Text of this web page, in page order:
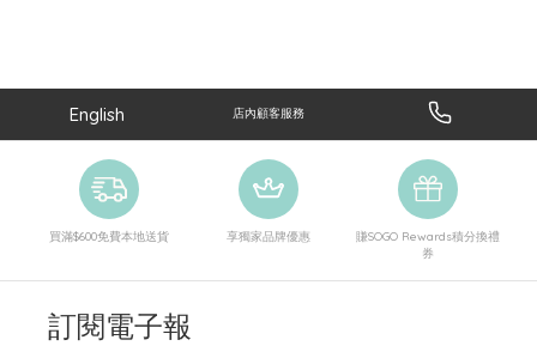
English 店內顧客服務
買滿$600免費本地送貨 享獨家品牌優惠
賺SOGO Rewards積分換禮
券
訂閱電子報